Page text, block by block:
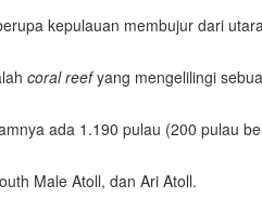
kepulauan membujur dari
coral reefyang mengelilingi
ada 1.190 pulau (200 pulau
Male Atoll, dan Ari Atoll.